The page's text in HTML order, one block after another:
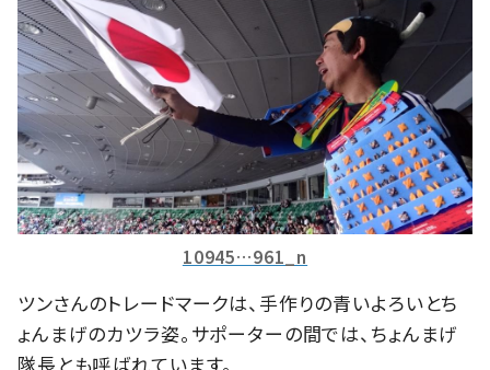
10945…961_n
ツンさんのトレードマークは、手作りの青いよろいとち
ょんまげのカツラ姿。サポーターの間では、ちょんまげ
隊長とも呼ばれています。